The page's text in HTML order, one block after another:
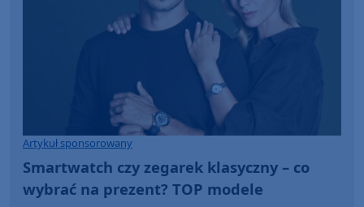
Artykuł sponsorowany
Smartwatch czy zegarek klasyczny – co
wybrać na prezent? TOP modele